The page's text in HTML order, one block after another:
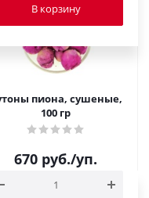
В корзину
пиона, сушеные,
100 гр
670 руб./уп.